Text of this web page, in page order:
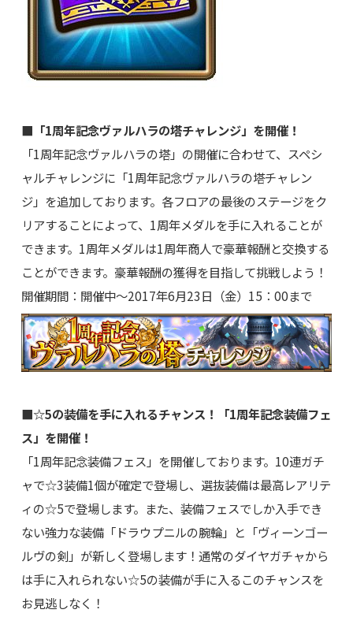
■「1周年記念ヴァルハラの塔チャレンジ」を開催！
「1周年記念ヴァルハラの塔」の開催に合わせて、スペシ
ャルチャレンジに「1周年記念ヴァルハラの塔チャレン
ジ」を追加しております。各フロアの最後のステージをク
リアすることによって、1周年メダルを手に入れることが
できます。1周年メダルは1周年商人で豪華報酬と交換する
ことができます。豪華報酬の獲得を目指して挑戦しよう！
開催期間：開催中～2017年6月23日（金）15：00まで
■☆5の装備を手に入れるチャンス！「1周年記念装備フェ
ス」を開催！
「1周年記念装備フェス」を開催しております。10連ガチ
ャで☆3装備1個が確定で登場し、選抜装備は最高レアリテ
ィの☆5で登場します。また、装備フェスでしか入手でき
ない強力な装備「ドラウプニルの腕輪」と「ヴィーンゴー
ルヴの剣」が新しく登場します！通常のダイヤガチャから
は手に入れられない☆5の装備が手に入るこのチャンスを
お見逃しなく！